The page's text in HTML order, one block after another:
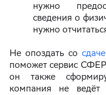
нужно
сведения о
нужно
Не опоздать со
поможет сервис
он также
компания не ведёт